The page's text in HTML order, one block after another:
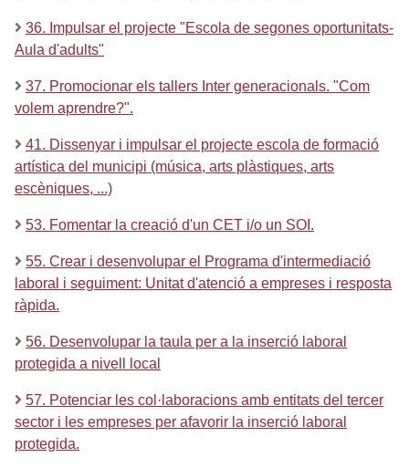
36. Impulsar el projecte "Escola de segones oportunitats-
Aula d'adults"
37. Promocionar els tallers Inter generacionals. "Com
volem aprendre?".
41. Dissenyar i impulsar el projecte escola de formació
artística del municipi (música, arts plàstiques, arts
escèniques, ...)
53. Fomentar la creació d'un CET i/o un SOI.
55. Crear i desenvolupar el Programa d'intermediació
laboral i seguiment: Unitat d'atenció a empreses i resposta
ràpida.
56. Desenvolupar la taula per a la inserció laboral
protegida a nivell local
57. Potenciar les col·laboracions amb entitats del tercer
sector i les empreses per afavorir la inserció laboral
protegida.